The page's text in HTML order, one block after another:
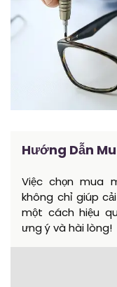
Hướng Dẫn
Việc chọn mua
không chỉ giúp
một cách hiệu
ưng ý và hài lòng!